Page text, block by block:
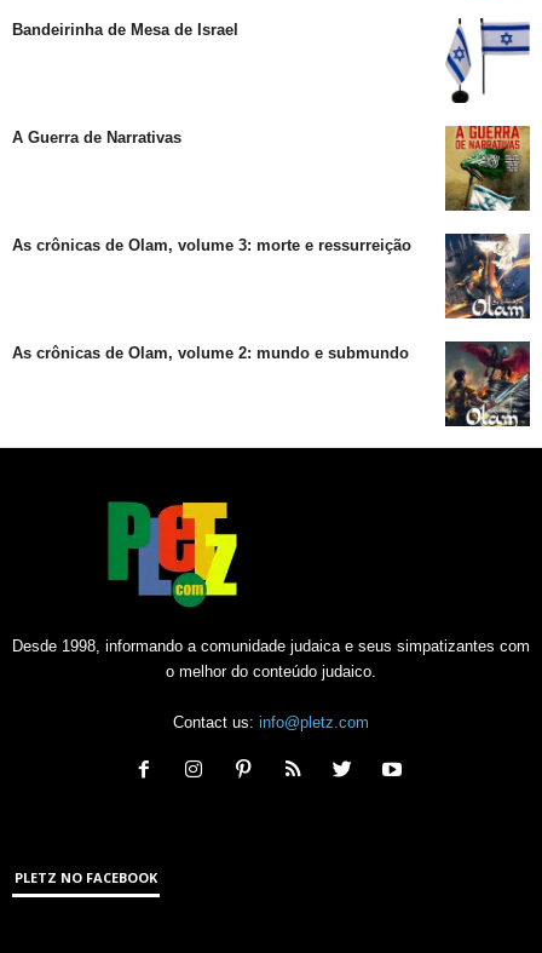
Bandeirinha de Mesa de Israel
A Guerra de Narrativas
As crônicas de Olam, volume 3: morte e ressurreição
As crônicas de Olam, volume 2: mundo e submundo
Desde 1998, informando a comunidade judaica e seus simpatizantes com
o melhor do conteúdo judaico.
Contact us: info@pletz.com
PLETZ NO FACEBOOK